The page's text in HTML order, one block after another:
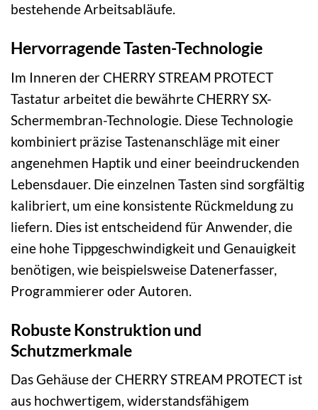
bestehende Arbeitsabläufe.
Hervorragende Tasten-Technologie
Im Inneren der CHERRY STREAM PROTECT
Tastatur arbeitet die bewährte CHERRY SX-
Schermembran-Technologie. Diese Technologie
kombiniert präzise Tastenanschläge mit einer
angenehmen Haptik und einer beeindruckenden
Lebensdauer. Die einzelnen Tasten sind sorgfältig
kalibriert, um eine konsistente Rückmeldung zu
liefern. Dies ist entscheidend für Anwender, die
eine hohe Tippgeschwindigkeit und Genauigkeit
benötigen, wie beispielsweise Datenerfasser,
Programmierer oder Autoren.
Robuste Konstruktion und
Schutzmerkmale
Das Gehäuse der CHERRY STREAM PROTECT ist
aus hochwertigem, widerstandsfähigem